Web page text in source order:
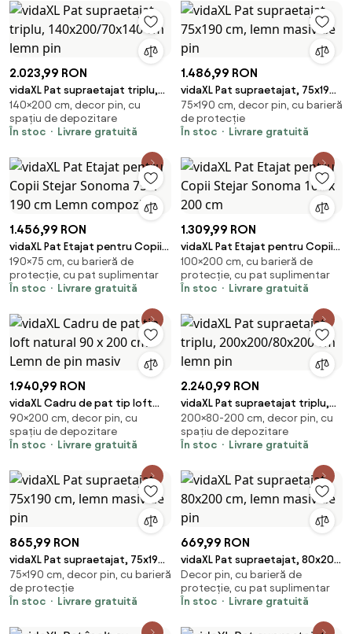
2.023,99 RON
vidaXL Pat supraetajat triplu,
140x200/70x140 cm lemn pin
140×200 cm, decor pin, cu
spațiu de depozitare
În stoc
Livrare gratuită
1.486,99 RON
vidaXL Pat supraetajat, 75x190
cm, lemn masiv de pin
75×190 cm, decor pin, cu barieră
de protecție
În stoc
Livrare gratuită
1.456,99 RON
vidaXL Pat Etajat pentru Copii
Stejar Sonoma 75 x 190 cm
Lemn compozit
190×75 cm, cu barieră de
protecție, cu pat suplimentar
În stoc
Livrare gratuită
1.309,99 RON
vidaXL Pat Etajat pentru Copii
Stejar Sonoma 100 x 200 cm
100×200 cm, cu barieră de
protecție, cu pat suplimentar
În stoc
Livrare gratuită
1.940,99 RON
vidaXL Cadru de pat tip loft
natural 90 x 200 cm Lemn de
pin masiv
90×200 cm, decor pin, cu
spațiu de depozitare
În stoc
Livrare gratuită
2.240,99 RON
vidaXL Pat supraetajat triplu,
200x200/80x200 cm lemn pin
200×80-200 cm, decor pin, cu
spațiu de depozitare
În stoc
Livrare gratuită
865,99 RON
vidaXL Pat supraetajat, 75x190
cm, lemn masiv de pin
75×190 cm, decor pin, cu barieră
de protecție
În stoc
Livrare gratuită
669,99 RON
vidaXL Pat supraetajat, 80x200
cm, lemn masiv de pin
Decor pin, cu barieră de
protecție, cu pat suplimentar
În stoc
Livrare gratuită